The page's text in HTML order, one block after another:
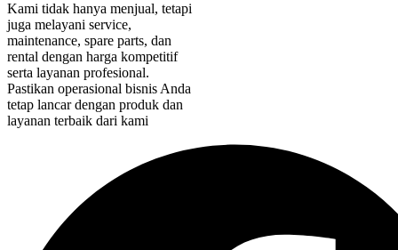
Kami tidak hanya menjual, tetapi
juga melayani service,
maintenance, spare parts, dan
rental dengan harga kompetitif
serta layanan profesional.
Pastikan operasional bisnis Anda
tetap lancar dengan produk dan
layanan terbaik dari kami